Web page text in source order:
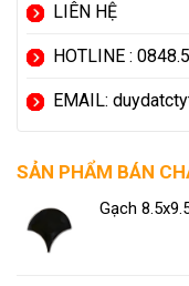
LIÊN HỆ
HOTLINE :
EMAIL:
SẢN PHẨM BÁN
Gạch